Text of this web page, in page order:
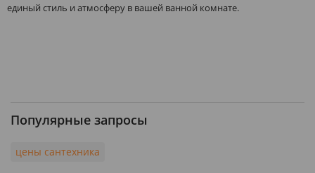
единый стиль и атмосферу в вашей ванной комнате.
Популярные запросы
цены сантехника